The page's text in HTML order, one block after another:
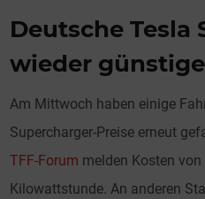
Deutsche Tesla
wieder
Am Mittwoch haben einige
Supercharger-Preise erneut
TFF-Forum melden Kosten
Kilowattstunde. An anderen